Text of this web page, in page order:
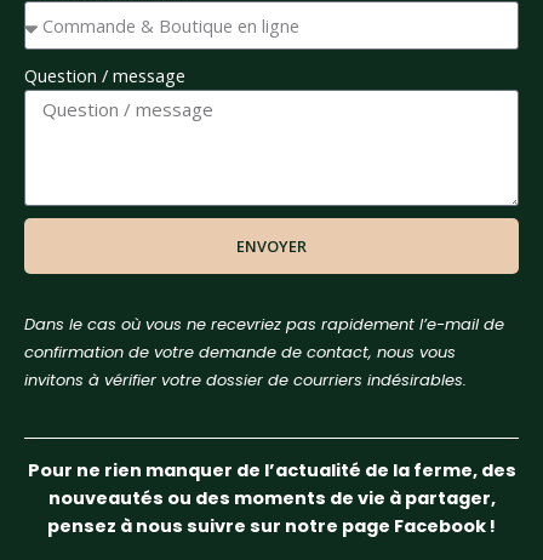
Dans le cas où vous ne recevriez pas rapidement l’e-mail de
confirmation de votre demande de contact, nous vous
invitons à vérifier votre dossier de courriers indésirables.
Pour ne rien manquer de l’actualité de la ferme, des
nouveautés ou des moments de vie à partager,
pensez à nous suivre sur notre page Facebook !
Question / message
ENVOYER